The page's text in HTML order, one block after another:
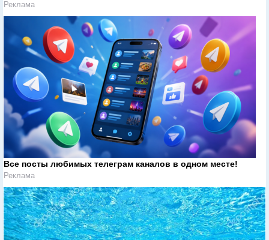
Реклама
Все посты любимых телеграм каналов в одном месте!
Реклама